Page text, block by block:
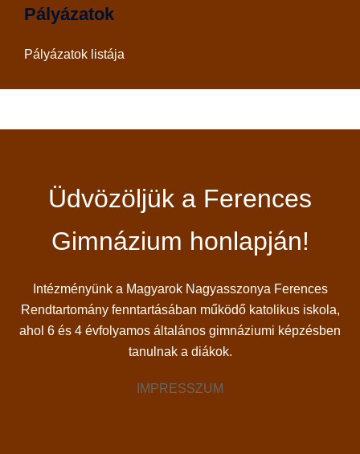
Pályázatok
Pályázatok listája
Üdvözöljük a Ferences
Gimnázium honlapján!
Intézményünk a Magyarok Nagyasszonya Ferences
Rendtartomány fenntartásában működő katolikus iskola,
ahol 6 és 4 évfolyamos általános gimnáziumi képzésben
tanulnak a diákok.
IMPRESSZUM